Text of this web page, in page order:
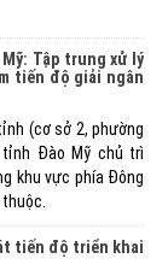
Tập trung xử lý
tiến độ giải ngân
(cơ sở 2, phường
tỉnh Đào Mỹ chủ trì
khu vực phía Đông
tiến độ triển khai